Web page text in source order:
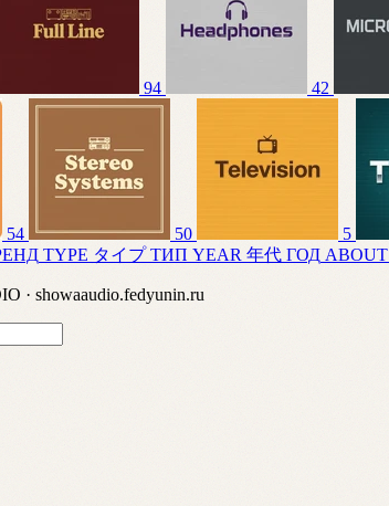
94 42
54 50 5
TYPE タイプ ТИП YEAR 年代 ГОД ABOUT
· showaaudio.fedyunin.ru